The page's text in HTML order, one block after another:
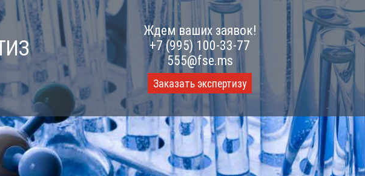
Ждем ваших заявок!
+7 (995) 100-33-77
555@fse.ms
Заказать экспертизу